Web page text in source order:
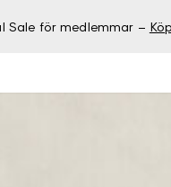
Sale för medlemmar –